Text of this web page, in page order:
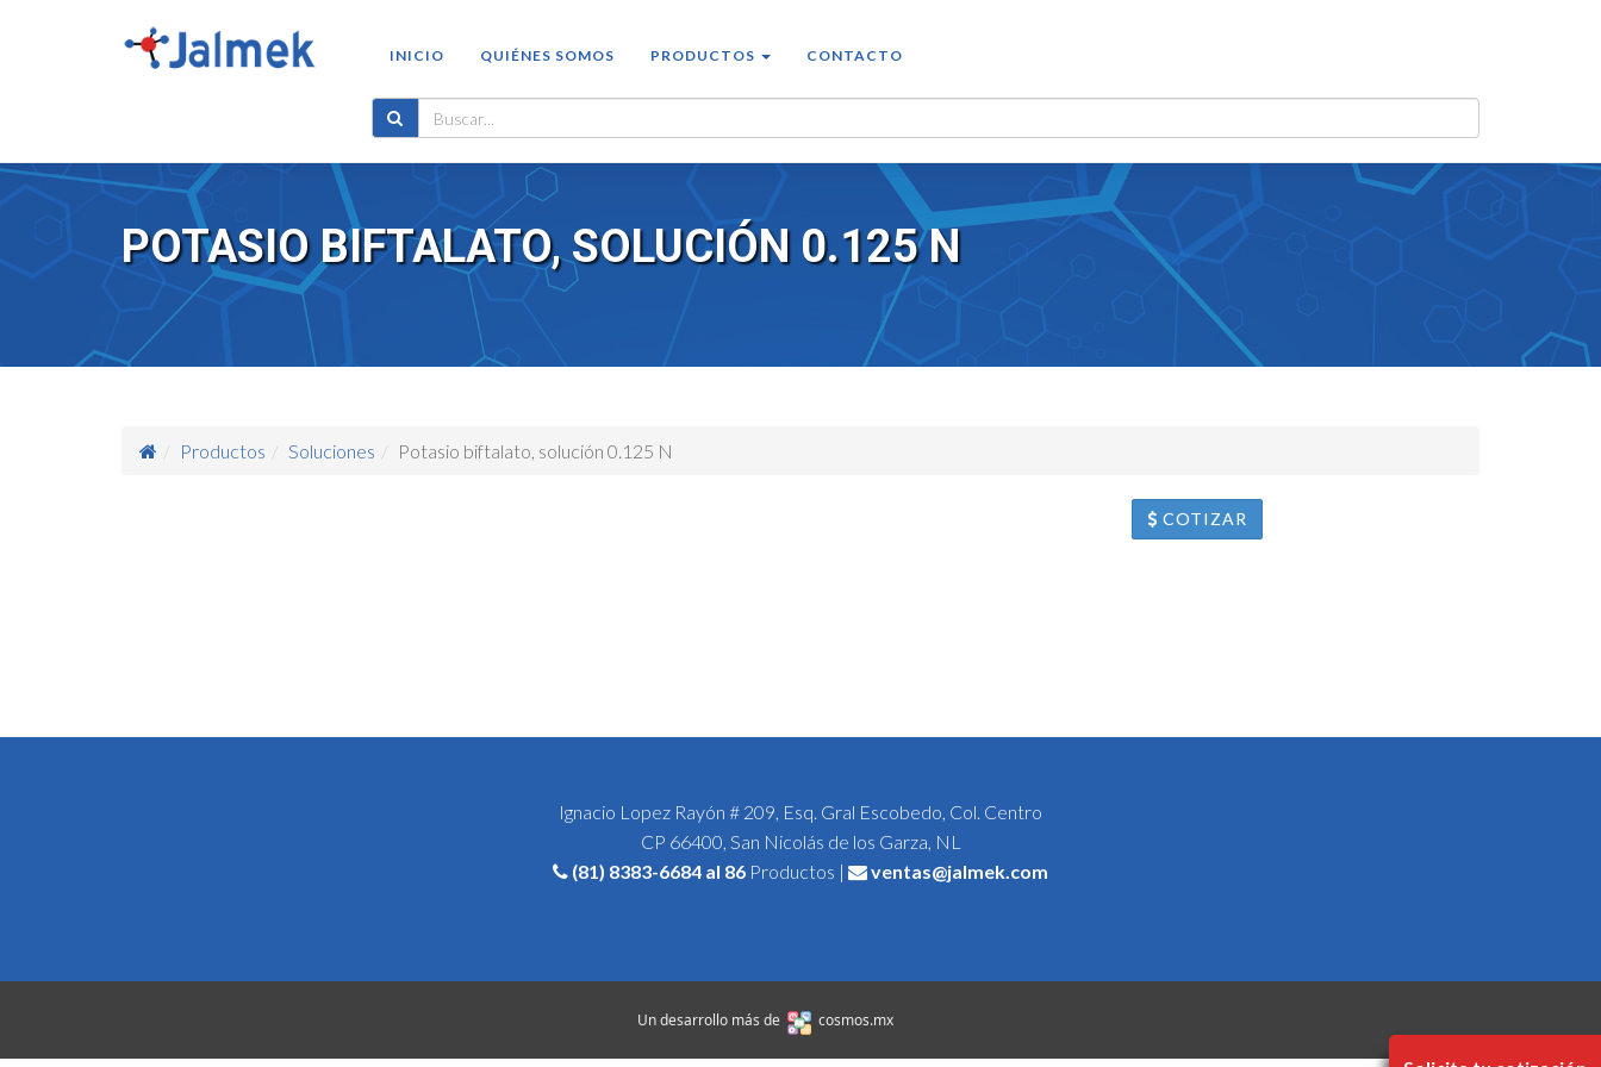
INICIO QUIÉNES SOMOS PRODUCTOS CONTACTO
POTASIO BIFTALATO, SOLUCIÓN 0.125 N
Productos Soluciones Potasio biftalato, solución 0.125 N
COTIZAR
Ignacio Lopez Rayón # 209, Esq. Gral Escobedo, Col. Centro
CP 66400, San Nicolás de los Garza, NL
(81) 8383-6684 al 86 Productos | ventas@jalmek.com
Un desarrollo más de cosmos.mx